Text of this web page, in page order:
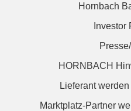
Hornbach
Investor
HORNBACH
Lieferant
Marktplatz-Partner